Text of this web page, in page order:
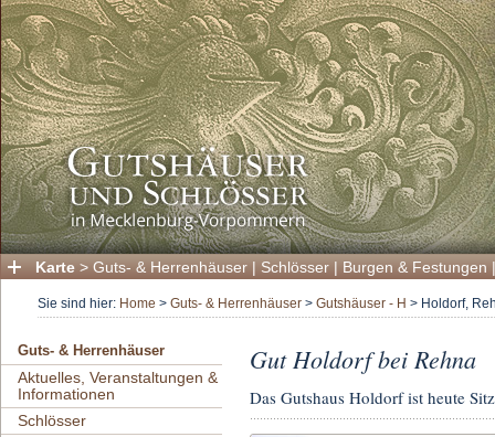
Karte > Guts- & Herrenhäuser | Schlösser | Burgen & Festungen
Sie sind hier: Home > Guts- & Herrenhäuser > Gutshäuser - H > Holdorf,
Guts- & Herrenhäuser
Aktuelles, Veranstaltungen &
Informationen
Schlösser
Gut Holdorf bei Rehna
Das Gutshaus Holdorf ist heute